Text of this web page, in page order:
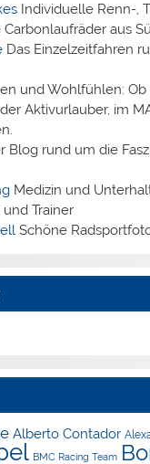
Individuelle Renn-,
aus
Das Einzelzeitfahren
und Wohlfühlen: Ob
Aktivurlauber, im
Blog rund um die
Medizin und
Trainer
Schöne
Alberto Contador
BMC Racing Team